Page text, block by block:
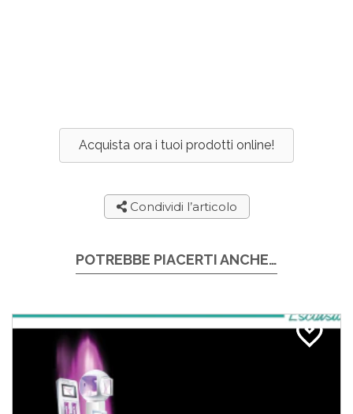
Acquista ora i tuoi prodotti online!
Condividi l’articolo
POTREBBE PIACERTI ANCHE…